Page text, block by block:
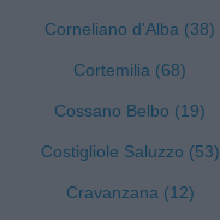
Corneliano d'Alba (38)
Cortemilia (68)
Cossano Belbo (19)
Costigliole Saluzzo (53)
Cravanzana (12)